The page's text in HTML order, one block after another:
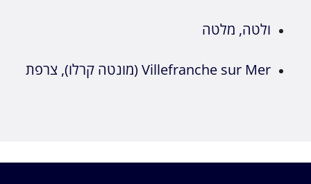
ולטה, מלטה
Villefranche sur Mer (מונטה קרלו), צרפת